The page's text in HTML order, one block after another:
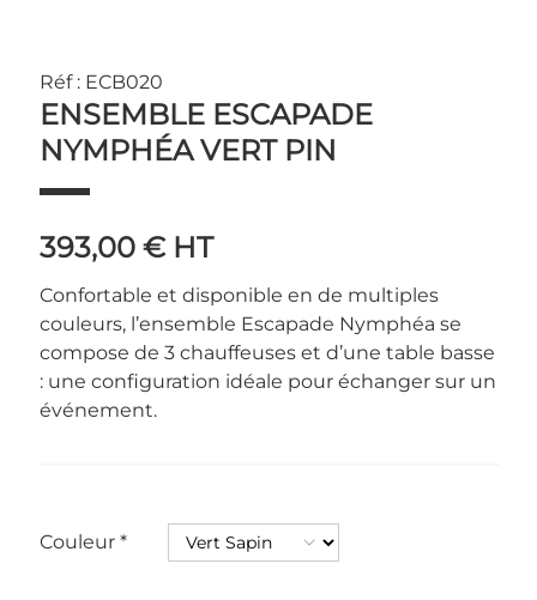
Réf : ECB020
ENSEMBLE ESCAPADE
NYMPHÉA VERT PIN
393,00 € HT
Confortable et disponible en de multiples
couleurs, l’ensemble Escapade Nymphéa se
compose de 3 chauffeuses et d’une table basse
: une configuration idéale pour échanger sur un
événement.
Couleur